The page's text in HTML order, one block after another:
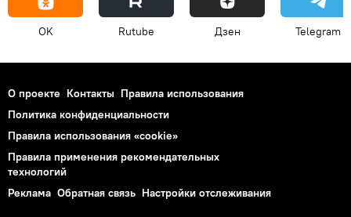
OK Rutube Дзен Telegram
О проекте Контакты Правила использования
Политика конфиденциальности
Правила использования «cookie»
Правила применения рекомендательных
технологий
Реклама Обратная связь Настройки отслеживания